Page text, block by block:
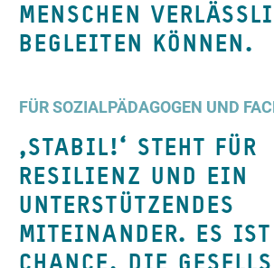
MENSCHEN
BEGLEITEN KÖNNEN.
FÜR SOZIALPÄDAGOGEN UND
‚STABIL!‘ STEHT FÜR
RESILIENZ UND EIN
UNTERSTÜTZENDES
MITEINANDER. ES